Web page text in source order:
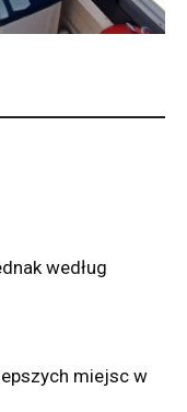
według
miejsc w